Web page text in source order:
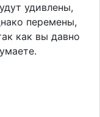
удивлены,
перемены,
как вы давно